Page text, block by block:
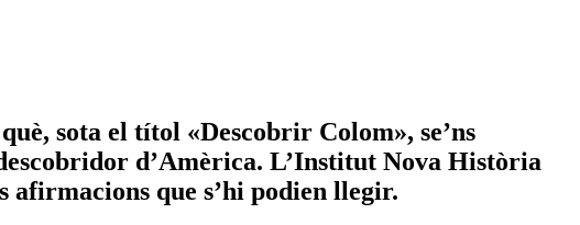
sota el títol «Descobrir Colom», se’ns
d’Amèrica. L’Institut Nova Història
afirmacions que s’hi podien llegir.